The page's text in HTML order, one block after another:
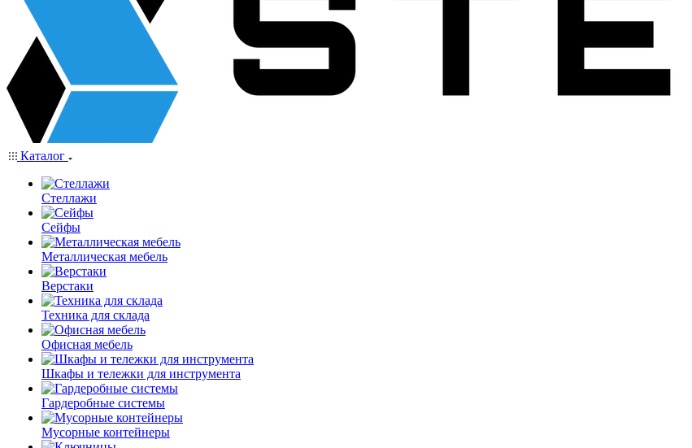
Каталог
Стеллажи
Сейфы
Металлическая мебель
Верстаки
Техника для склада
Офисная мебель
Шкафы и тележки для инструмента
Гардеробные системы
Мусорные контейнеры